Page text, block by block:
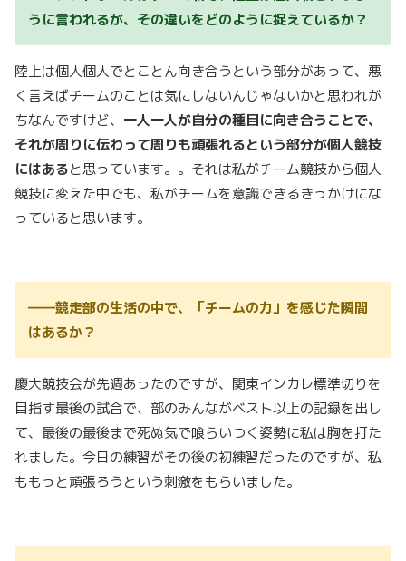
うに言われるが、その違いをどのように捉えているか？
陸上は個人個人でとことん向き合うという部分があって、悪
く言えばチームのことは気にしないんじゃないかと思われが
ちなんですけど、 一人一人が自分の種目に向き合うことで、
それが周りに伝わって周りも頑張れるという部分が個人競技
にはあると思っています。。それは私がチーム競技から個人
競技に変えた中でも、私がチームを意識できるきっかけにな
っていると思います。
――競走部の生活の中で、「チームの力」を感じた瞬間
はあるか？
慶大競技会が先週あったのですが、関東インカレ標準切りを
目指す最後の試合で、部のみんながベスト以上の記録を出し
て、最後の最後まで死ぬ気で喰らいつく姿勢に私は胸を打た
れました。今日の練習がその後の初練習だったのですが、私
ももっと頑張ろうという刺激をもらいました。